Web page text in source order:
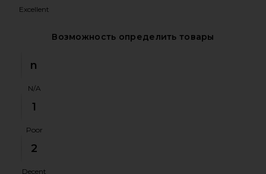
Excellent
Возможность определить товары
n
N/A
1
Poor
2
Decent